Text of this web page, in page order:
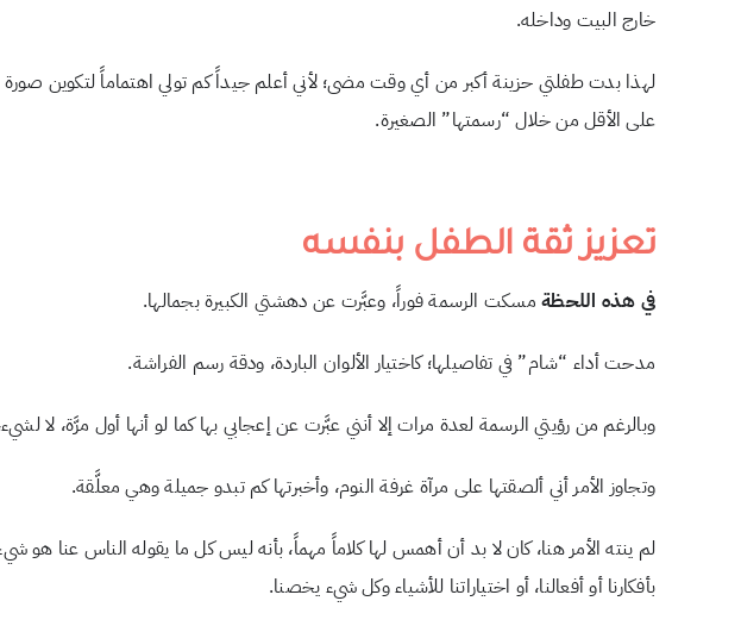
خارج البيت وداخله.
لهذا بدت طفلتي حزينة أكبر من أي وقت مضى؛ لأني أعلم جيداً كم تولي اهتماماً لتكوين
على الأقل من خلال “رسمتها” الصغيرة.
تعزيز ثقة الطفل بنفسه
في هذه اللحظة مسكت الرسمة فوراً، وعبَّرت عن دهشتي الكبيرة بجمالها.
مدحت أداء “شام” في تفاصيلها؛ كاختيار الألوان الباردة، ودقة رسم الفراشة.
وبالرغم من رؤيتي الرسمة لعدة مرات إلا أنني عبَّرت عن إعجابي بها كما لو أنها أول مرَّة، لا
وتجاوز الأمر أني ألصقتها على مرآة غرفة النوم، وأخبرتها كم تبدو جميلة وهي معلَّقة.
لم ينته الأمر هنا، كان لا بد أن أهمس لها كلاماً مهماً، بأنه ليس كل ما يقوله الناس عنا هو
بأفكارنا أو أفعالنا، أو اختياراتنا للأشياء وكل شيء يخصنا.